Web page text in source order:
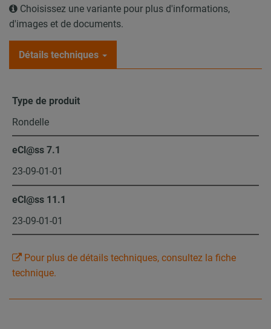
Choisissez une variante pour plus d'informations,
d'images et de documents.
Détails techniques
Type de produit
Rondelle
eCl@ss 7.1
23-09-01-01
eCl@ss 11.1
23-09-01-01
Pour plus de détails techniques, consultez la fiche
technique.